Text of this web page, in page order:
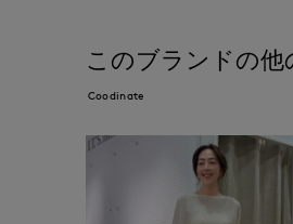
このブランドの他
Coodinate